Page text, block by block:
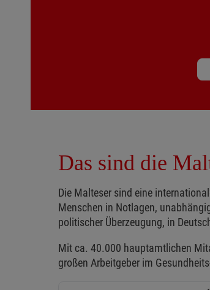
Das sind die
Die Malteser sind eine
Menschen in Notlagen,
politischer Überzeugung, in
Mit ca. 40.000 hauptamtlichen
großen Arbeitgeber im